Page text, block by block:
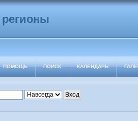
ПОМОЩЬ ПОИСК КАЛЕНДАРЬ